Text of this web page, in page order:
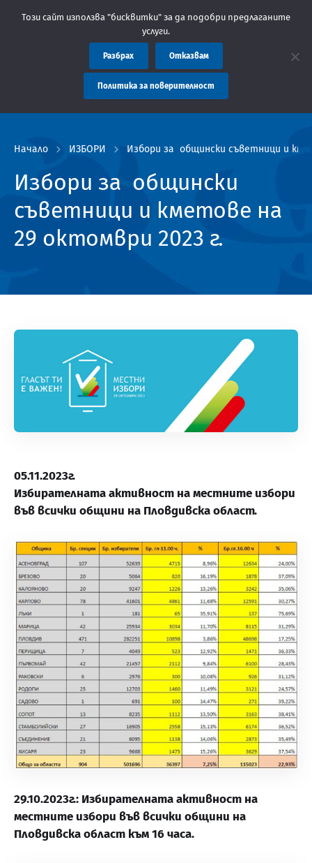
администрация Пловдив препоръчва заплащането
Начало ИЗБОРИ Избори за общински съветници и
Избори за общински
съветници и кметове на
29 октомври 2023 г.
05.11.2023г.
Избирателната активност на местните избори
във всички общини на Пловдивска област.
29.10.2023г.: Избирателната активност на
местните избори във всички общини на
Пловдивска област към 16 часа.
Този сайт използва "бисквитки" за да подобри предлаганите
услуги.
Разбрах Отказвам
Политика за поверителност